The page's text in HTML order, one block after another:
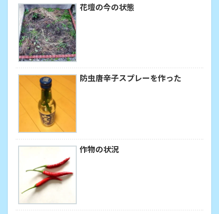
花壇の今の状態
防虫唐辛子スプレーを作った
作物の状況